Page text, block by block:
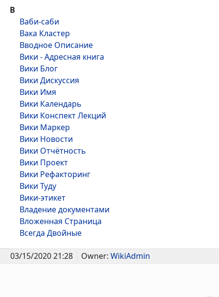
В
Ваби-саби
Вака Кластер
Вводное Описание
Вики - Адресная книга
Вики Блог
Вики Дискуссия
Вики Имя
Вики Календарь
Вики Конспект Лекций
Вики Маркер
Вики Новости
Вики Отчётность
Вики Проект
Вики Рефакторинг
Вики Туду
Вики-этикет
Владение документами
Вложенная Страница
Всегда Двойные
03/15/2020 21:28 Owner: WikiAdmin